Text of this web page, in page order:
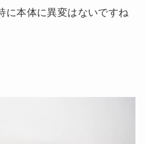
に本体に異変はないですね